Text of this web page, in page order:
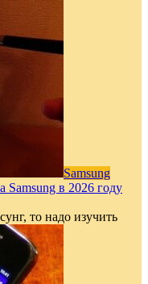
Samsung
Samsung в 2026 году
то надо изучить